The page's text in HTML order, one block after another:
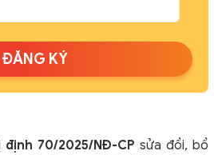
ĐĂNG KÝ
định 70/2025/NĐ-CP sửa đổi, bổ